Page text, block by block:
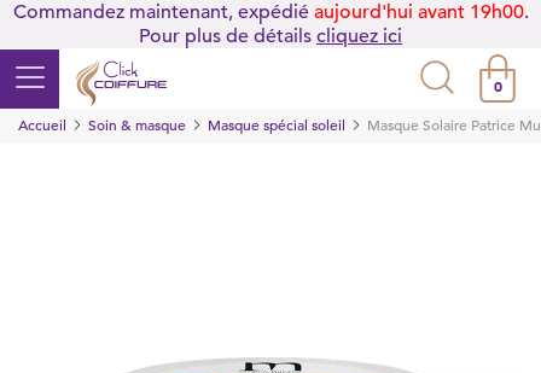
Commandez maintenant, expédié aujourd'hui avant 19h00.
Pour plus de détails cliquez ici
0
Accueil
Soin & masque Masque spécial soleil Masque Solaire Patrice